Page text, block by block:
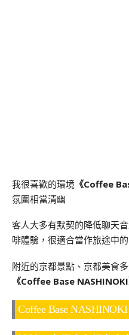
我很喜歡的環境 《Coffee
氛圍相當清幽
客人大多有默契的降低聊天
啡體驗，很適合當作旅途中
附近的京都景點、京都美食
《Coffee Base NASHINOKI
Coffee Base NASHINOKI